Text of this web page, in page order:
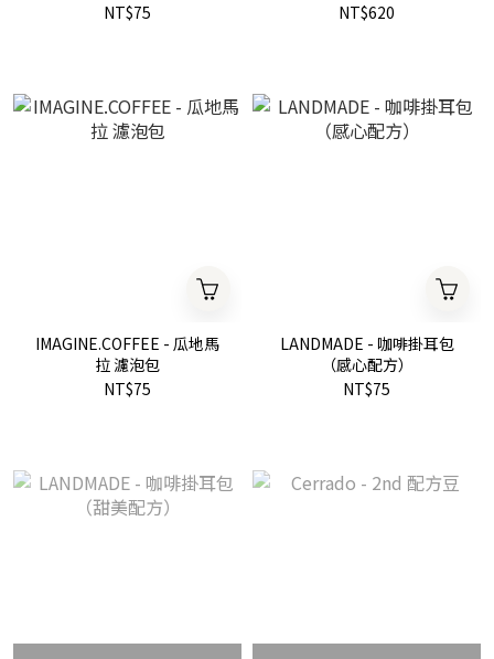
NT$75
NT$620
IMAGINE.COFFEE - 瓜地馬
拉 濾泡包
NT$75
LANDMADE - 咖啡掛耳包
（感心配方）
NT$75